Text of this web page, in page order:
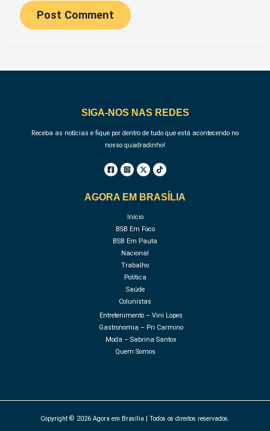
SIGA-NOS NAS REDES
Receba as notícias e fique por dentro de tudo que está acontecendo no
nosso quadradinho!
AGORA EM BRASÍLIA
Início
BSB Em Foco
BSB Em Pauta
Nacional
Trabalho
Política
Saúde
Colunistas
Entretenimento – Vini Lopes
Gastronomia – Pri Carmino
Moda – Sabrina Santos
Quem Somos
Copyright © 2026 Agora em Brasília | Todos os direitos reservados.